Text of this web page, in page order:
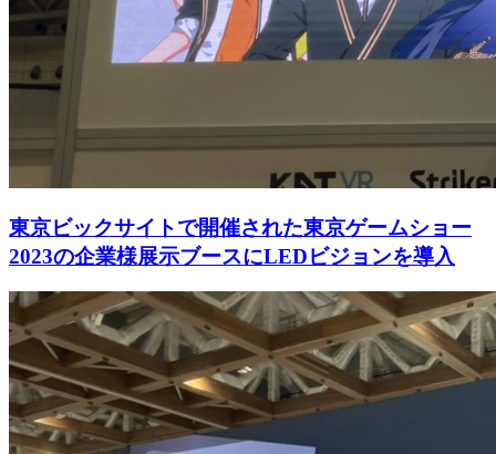
東京ビックサイトで開催された東京ゲームショー
2023の企業様展示ブースにLEDビジョンを導入